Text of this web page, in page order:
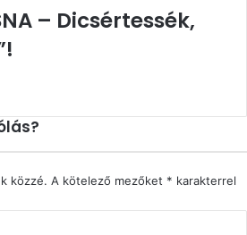
– Dicsértessék,
közzé. A kötelező mezőket * karakterrel